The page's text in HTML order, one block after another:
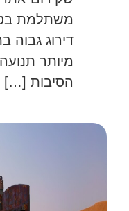
משתלמת
דירוג גבוה
מיותר
הסיבות […]